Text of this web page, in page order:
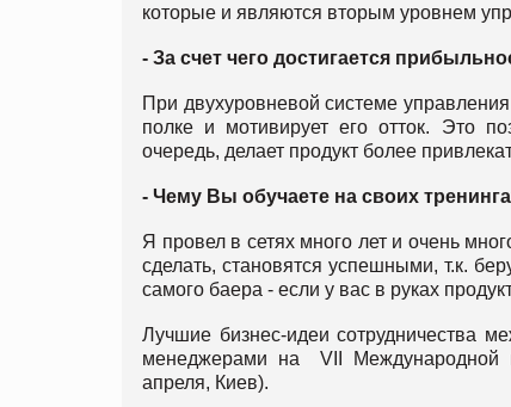
которые и являются вторым уровнем
- За счет чего достигается
При двухуровневой системе
полке и мотивирует его отток. Это
очередь, делает продукт более
- Чему Вы обучаете на своих
Я провел в сетях много лет и очень
сделать, становятся успешными, т.к.
самого баера - если у вас в руках
Лучшие бизнес-идеи сотрудничества
менеджерами на VII Международной
апреля, Киев).